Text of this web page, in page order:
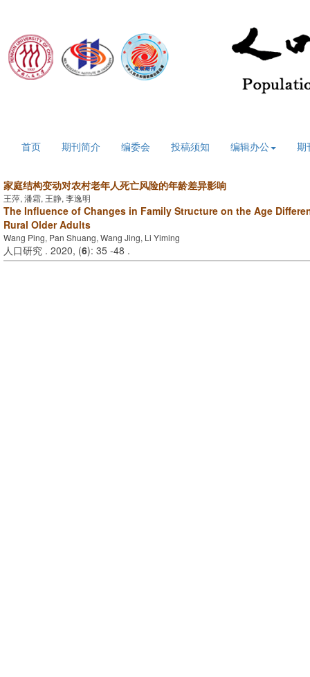
首页 期刊简介 编委会 投稿须知 编辑办公 期
家庭结构变动对农村老年人死亡风险的年龄差异影响
王萍, 潘霜, 王静, 李逸明
The Influence of Changes in Family Structure on the Age
Rural Older Adults
Wang Ping, Pan Shuang, Wang Jing, Li Yiming
人口研究 . 2020, (6): 35 -48 .